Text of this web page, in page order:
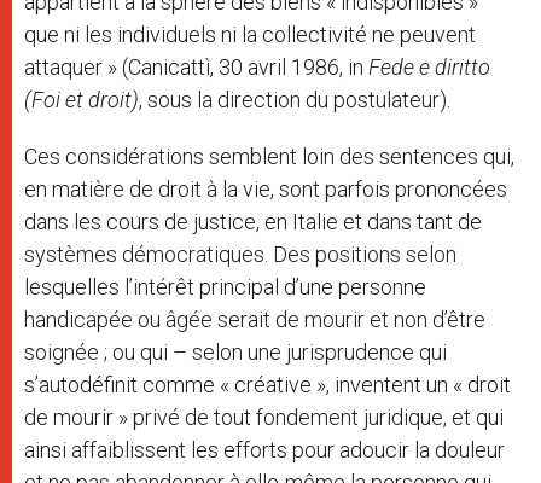
que ni les individuels ni la collectivité ne peuvent
attaquer » (Canicattì, 30 avril 1986, in Fede e diritto
(Foi et droit), sous la direction du postulateur).
Ces considérations semblent loin des sentences qui,
en matière de droit à la vie, sont parfois prononcées
dans les cours de justice, en Italie et dans tant de
systèmes démocratiques. Des positions selon
lesquelles l’intérêt principal d’une personne
handicapée ou âgée serait de mourir et non d’être
soignée ; ou qui – selon une jurisprudence qui
s’autodéfinit comme « créative », inventent un « droit
de mourir » privé de tout fondement juridique, et qui
ainsi affaiblissent les efforts pour adoucir la douleur